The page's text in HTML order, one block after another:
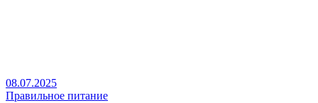
08.07.2025
Правильное питание